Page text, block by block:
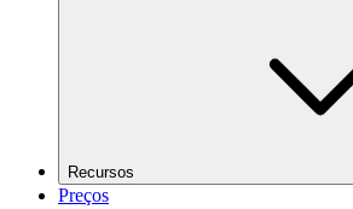
Recursos
Preços